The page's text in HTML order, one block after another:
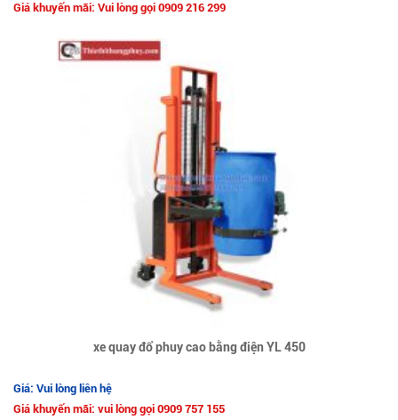
Giá khuyến mãi: Vui lòng gọi 0909 216 299
xe quay đổ phuy cao bằng điện YL 450
Giá: Vui lòng liên hệ
Giá khuyến mãi: vui lòng gọi 0909 757 155